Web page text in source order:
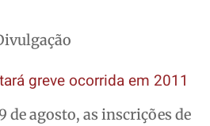
greve ocorrida em 2011
de agosto, as inscrições de